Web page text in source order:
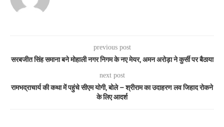
previous post
सरबजीत सिंह समाना बने मोहाली नगर निगम के नए मेयर, अमन अरोड़ा ने कुर्सी पर बैठाया
next post
रामभद्राचार्य की कथा में पहुंचे सीएम योगी, बोले – श्रीराम का उदाहरण लव जिहाद रोकने
के लिए आदर्श